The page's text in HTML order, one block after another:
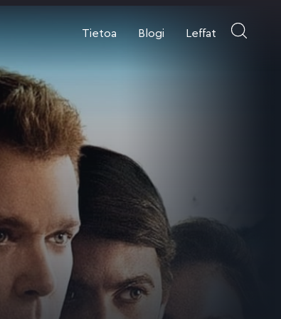
Tietoa Blogi Leffat